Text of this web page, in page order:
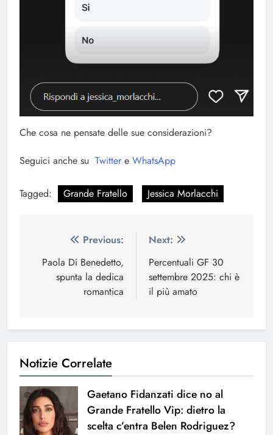
Che cosa ne pensate delle sue considerazioni?
Seguici anche su Twitter e WhatsApp
Tagged: Grande Fratello Jessica Morlacchi
Navigazione
articoli
Previous:
Paola Di Benedetto,
spunta la dedica
romantica
Next:
Percentuali GF 30
settembre 2025: chi è
il più amato
Notizie Correlate
Gaetano Fidanzati dice no al
Grande Fratello Vip: dietro la
scelta c’entra Belen Rodriguez?